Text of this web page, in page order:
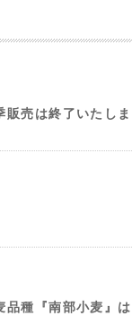
売は終了いたしま
品種『南部小麦』は